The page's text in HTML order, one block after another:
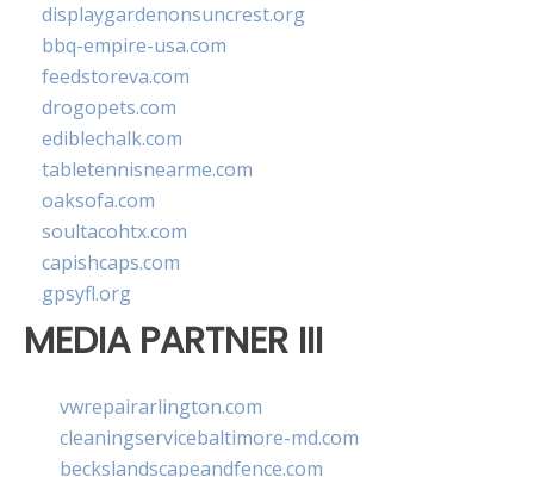
displaygardenonsuncrest.org
bbq-empire-usa.com
feedstoreva.com
drogopets.com
ediblechalk.com
tabletennisnearme.com
oaksofa.com
soultacohtx.com
capishcaps.com
gpsyfl.org
MEDIA PARTNER III
vwrepairarlington.com
cleaningservicebaltimore-md.com
beckslandscapeandfence.com